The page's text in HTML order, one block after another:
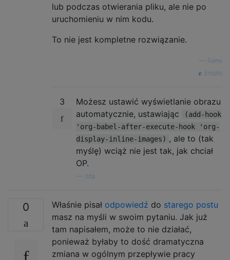
lub podczas otwierania pliku, ale nie po
uruchomieniu w nim kodu.
To nie jest kompletne rozwiązanie.
Rémi
źródło
3
Możesz ustawić wyświetlanie obrazu
automatycznie, ustawiając
(add-hook
'org-babel-after-execute-hook 'org-
display-inline-images) , ale to (tak
myślę) wciąż nie jest tak, jak chciał
OP.
Ista
0 Właśnie pisał odpowiedź do starego postu
masz na myśli w swoim pytaniu. Jak już
tam napisałem, może to nie działać,
ponieważ byłaby to dość dramatyczna
zmiana w ogólnym przepływie pracy